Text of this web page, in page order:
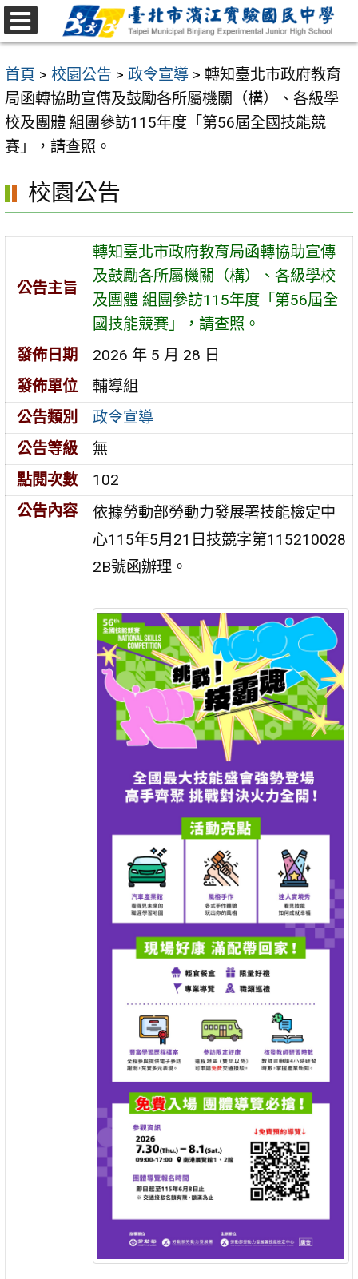
跳
至
要
內
容
區
首頁 > 校園公告 > 政令宣導 > 轉知臺北市政府教育
局函轉協助宣傳及鼓勵各所屬機關（構）、各級學
校及團體 組團參訪115年度「第56屆全國技能競
賽」，請查照。
校園公告
公告主旨
轉知臺北市政府教育局函轉協助宣傳
及鼓勵各所屬機關（構）、各級學校
及團體 組團參訪115年度「第56屆全
國技能競賽」，請查照。
發佈日期
2026 年 5 月 28 日
發佈單位
輔導組
公告類別
政令宣導
公告等級
無
點閱次數
102
公告內容
依據勞動部勞動力發展署技能檢定中
心115年5月21日技競字第115210028
2B號函辦理。
選
單